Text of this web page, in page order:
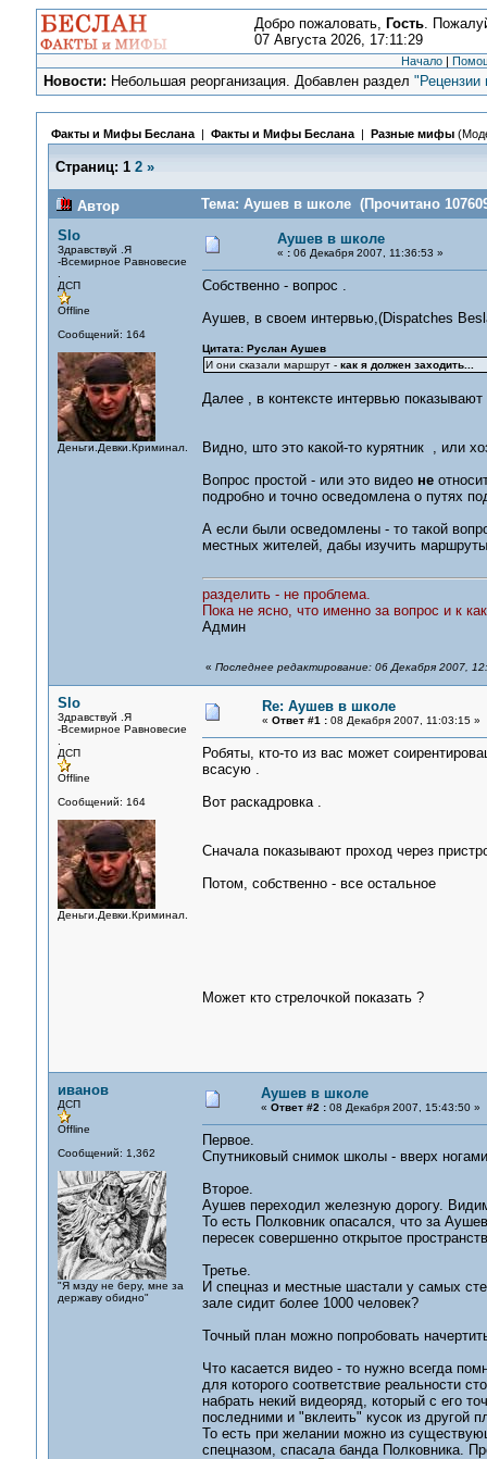
Добро пожаловать, Гость.
07 Августа 2026, 17:11:29
Начало |
Новости: Небольшая реорганизация. Добавлен раздел"Рецензии
Факты и Мифы Беслана| Факты и Мифы Беслана| Разные мифы
Страниц: 1 2 »
Автор
Тема: Аушев в школе (Прочитано
Slo
Здравствуй .Я
-Всемирное Равновесие
ДСП
Offline
Сообщений: 164
Деньги.Девки.Криминал.
Аушев в школе
« :06 Декабря 2007, 11:36:53 »
Собственно - вопрос .
Аушев, в своем интервью,(Dispatches
Цитата: Руслан Аушев
И они сказали маршрут - как я должен заходить...
Далее , в контексте интервью
Видно, што это какой-то курятник , или
Вопрос простой - или это видео не
подробно и точно осведомлена о путях
А если были осведомлены - то такой
местных жителей, дабы изучить
разделить - не проблема.
Пока не ясно, что именно за вопрос и к
Админ
« Последнее редактирование: 06 Декабря 2007,
Slo
Здравствуй .Я
-Всемирное Равновесие
ДСП
Offline
Сообщений: 164
Деньги.Девки.Криминал.
Re: Аушев в школе
« Ответ #1 :08 Декабря 2007, 11:03:15 »
Робяты, кто-то из вас может
всасую .
Вот раскадровка .
Сначала показывают проход через
Потом, собственно - все остальное
Может кто стрелочкой показать ?
иванов
ДСП
Offline
Сообщений: 1,362
"Я мзду не беру, мне за
державу обидно"
Аушев в школе
« Ответ #2 :08 Декабря 2007, 15:43:50 »
Первое.
Спутниковый снимок школы - вверх
Второе.
Аушев переходил железную дорогу.
То есть Полковник опасался, что за
пересек совершенно открытое
Третье.
И спецназ и местные шастали у самых
зале сидит более 1000 человек?
Точный план можно попробовать
Что касается видео - то нужно всегда
для которого соответствие реальности
набрать некий видеоряд, который с его
последними и "вклеить" кусок из другой
То есть при желании можно из
спецназом, спасала банда Полковника.